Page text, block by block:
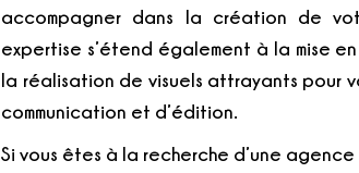
accompagner dans la création de
expertise s’étend également à la mise
la réalisation de visuels attrayants pour
communication et d’édition.
Si vous êtes à la recherche d’une